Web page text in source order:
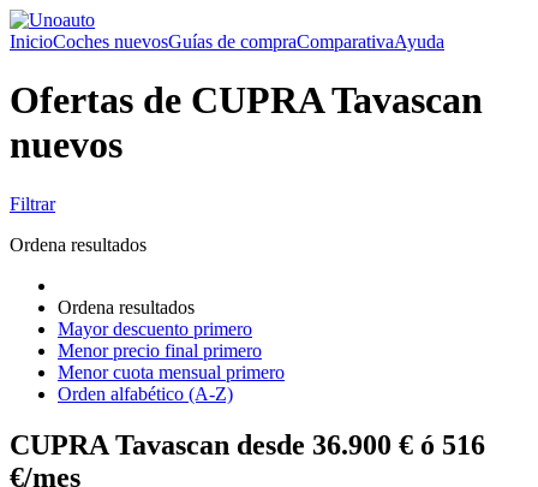
InicioCoches nuevosGuías de compraComparativaAyuda
Ofertas de CUPRA Tavascan
nuevos
Filtrar
Ordena resultados
Ordena resultados
Mayor descuento primero
Menor precio final primero
Menor cuota mensual primero
Orden alfabético (A-Z)
CUPRA Tavascan desde 36.900 € ó 516
€/mes